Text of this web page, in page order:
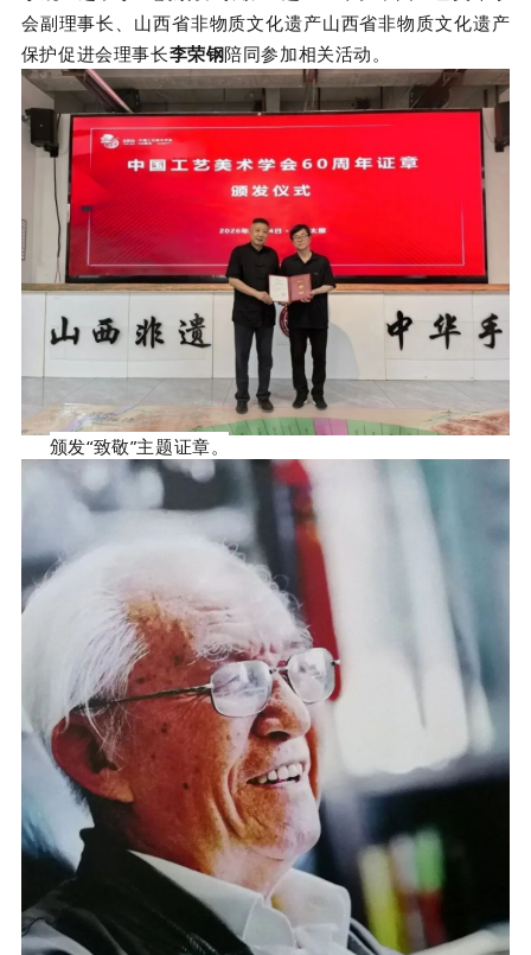
会副理事长、山西省非物质文化遗产山西省非物质文化遗产
保护促进会理事长李荣钢陪同参加相关活动。
颁发“致敬”主题证章。